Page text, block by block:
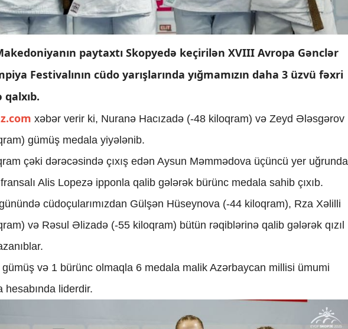
paytaxtı Skopyedə keçirilən XVIII Avropa Gənclər
Festivalının cüdo yarışlarında yığmamızın daha 3 üzvü fəxri
xəbər verir ki, Nuranə Hacızadə (-48 kiloqram) və Zeyd Ələsgərov
gümüş medala yiyələnib.
çəki dərəcəsində çıxış edən Aysun Məmmədova üçüncü yer uğrunda
Alis Lopezə ipponla qalib gələrək bürünc medala sahib çıxıb.
cüdoçularımızdan Gülşən Hüseynova (-44 kiloqram), Rza Xəlilli
və Rəsul Əlizadə (-55 kiloqram) bütün rəqiblərinə qalib gələrək qızıl
gümüş və 1 bürünc olmaqla 6 medala malik Azərbaycan millisi ümumi
hesabında liderdir.